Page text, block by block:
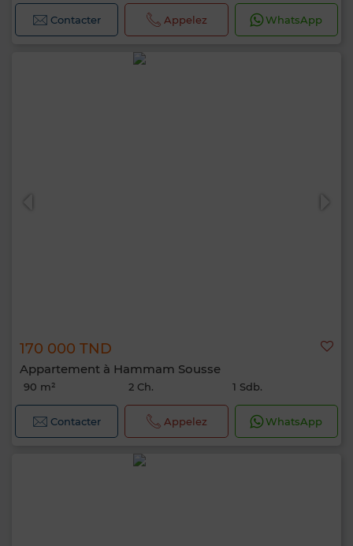
Contacter Appelez WhatsApp
170 000 TND
Appartement à Hammam Sousse
90 m² 2 Ch. 1 Sdb.
Contacter Appelez WhatsApp